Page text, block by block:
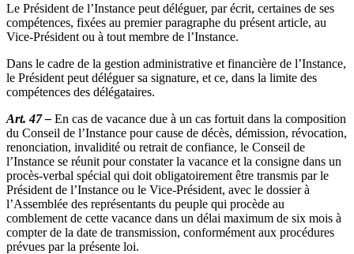
Le Président de l’Instance peut déléguer, par écrit, certaines de ses
compétences, fixées au premier paragraphe du présent article, au
Vice-Président ou à tout membre de l’Instance.
Dans le cadre de la gestion administrative et financière de l’Instance,
le Président peut déléguer sa signature, et ce, dans la limite des
compétences des délégataires.
Art. 47 – En cas de vacance due à un cas fortuit dans la composition
du Conseil de l’Instance pour cause de décès, démission, révocation,
renonciation, invalidité ou retrait de confiance, le Conseil de
l’Instance se réunit pour constater la vacance et la consigne dans un
procès-verbal spécial qui doit obligatoirement être transmis par le
Président de l’Instance ou le Vice-Président, avec le dossier à
l’Assemblée des représentants du peuple qui procède au
comblement de cette vacance dans un délai maximum de six mois à
compter de la date de transmission, conformément aux procédures
prévues par la présente loi.